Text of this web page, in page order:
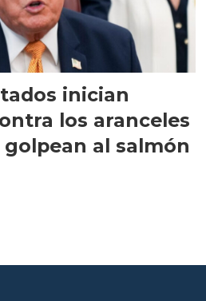
inician
los aranceles
al salmón